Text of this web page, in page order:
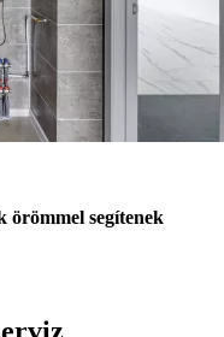
örömmel segítenek